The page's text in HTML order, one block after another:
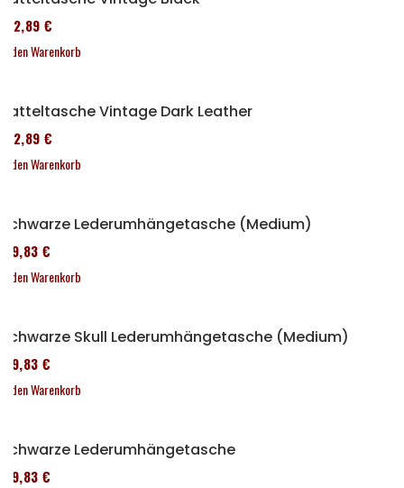
152,89 €
In den Warenkorb
Satteltasche Vintage Dark Leather
152,89 €
In den Warenkorb
Schwarze Lederumhängetasche (Medium)
119,83 €
In den Warenkorb
Schwarze Skull Lederumhängetasche (Medium)
119,83 €
In den Warenkorb
Schwarze Lederumhängetasche
119,83 €